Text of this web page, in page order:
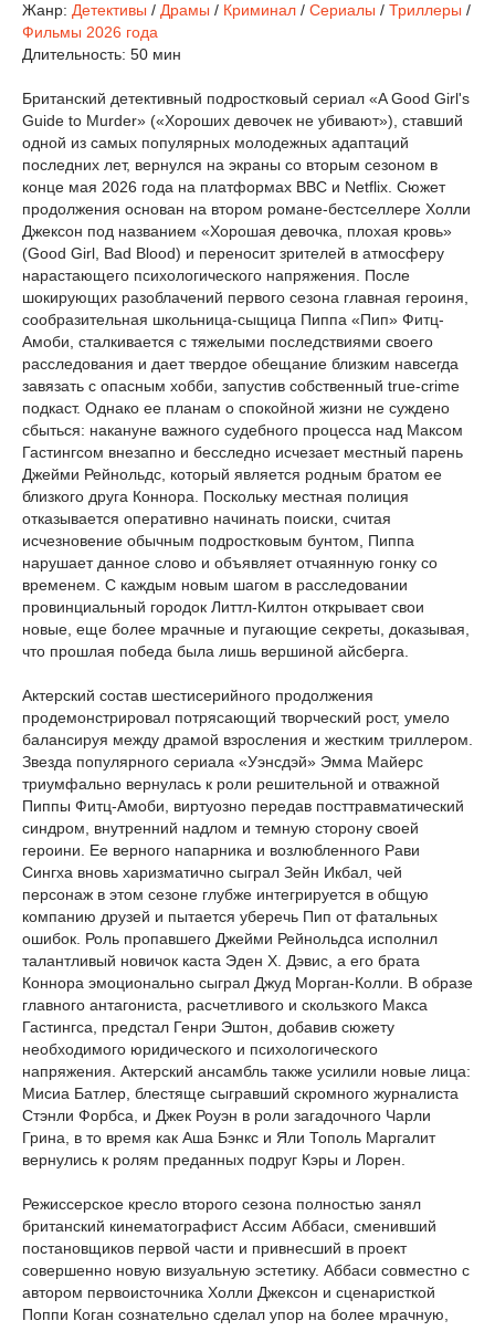
Жанр: Детективы / Драмы / Криминал / Сериалы / Триллеры /
Фильмы 2026 года
Длительность: 50 мин
Британский детективный подростковый сериал «A Good Girl's
Guide to Murder» («Хороших девочек не убивают»), ставший
одной из самых популярных молодежных адаптаций
последних лет, вернулся на экраны со вторым сезоном в
конце мая 2026 года на платформах BBC и Netflix. Сюжет
продолжения основан на втором романе-бестселлере Холли
Джексон под названием «Хорошая девочка, плохая кровь»
(Good Girl, Bad Blood) и переносит зрителей в атмосферу
нарастающего психологического напряжения. После
шокирующих разоблачений первого сезона главная героиня,
сообразительная школьница-сыщица Пиппа «Пип» Фитц-
Амоби, сталкивается с тяжелыми последствиями своего
расследования и дает твердое обещание близким навсегда
завязать с опасным хобби, запустив собственный true-crime
подкаст. Однако ее планам о спокойной жизни не суждено
сбыться: накануне важного судебного процесса над Максом
Гастингсом внезапно и бесследно исчезает местный парень
Джейми Рейнольдс, который является родным братом ее
близкого друга Коннора. Поскольку местная полиция
отказывается оперативно начинать поиски, считая
исчезновение обычным подростковым бунтом, Пиппа
нарушает данное слово и объявляет отчаянную гонку со
временем. С каждым новым шагом в расследовании
провинциальный городок Литтл-Килтон открывает свои
новые, еще более мрачные и пугающие секреты, доказывая,
что прошлая победа была лишь вершиной айсберга.
Актерский состав шестисерийного продолжения
продемонстрировал потрясающий творческий рост, умело
балансируя между драмой взросления и жестким триллером.
Звезда популярного сериала «Уэнсдэй» Эмма Майерс
триумфально вернулась к роли решительной и отважной
Пиппы Фитц-Амоби, виртуозно передав посттравматический
синдром, внутренний надлом и темную сторону своей
героини. Ее верного напарника и возлюбленного Рави
Сингха вновь харизматично сыграл Зейн Икбал, чей
персонаж в этом сезоне глубже интегрируется в общую
компанию друзей и пытается уберечь Пип от фатальных
ошибок. Роль пропавшего Джейми Рейнольдса исполнил
талантливый новичок каста Эден Х. Дэвис, а его брата
Коннора эмоционально сыграл Джуд Морган-Колли. В образе
главного антагониста, расчетливого и скользкого Макса
Гастингса, предстал Генри Эштон, добавив сюжету
необходимого юридического и психологического
напряжения. Актерский ансамбль также усилили новые лица:
Мисиа Батлер, блестяще сыгравший скромного журналиста
Стэнли Форбса, и Джек Роуэн в роли загадочного Чарли
Грина, в то время как Аша Бэнкс и Яли Тополь Маргалит
вернулись к ролям преданных подруг Кэры и Лорен.
Режиссерское кресло второго сезона полностью занял
британский кинематографист Ассим Аббаси, сменивший
постановщиков первой части и привнесший в проект
совершенно новую визуальную эстетику. Аббаси совместно с
автором первоисточника Холли Джексон и сценаристкой
Поппи Коган сознательно сделал упор на более мрачную,